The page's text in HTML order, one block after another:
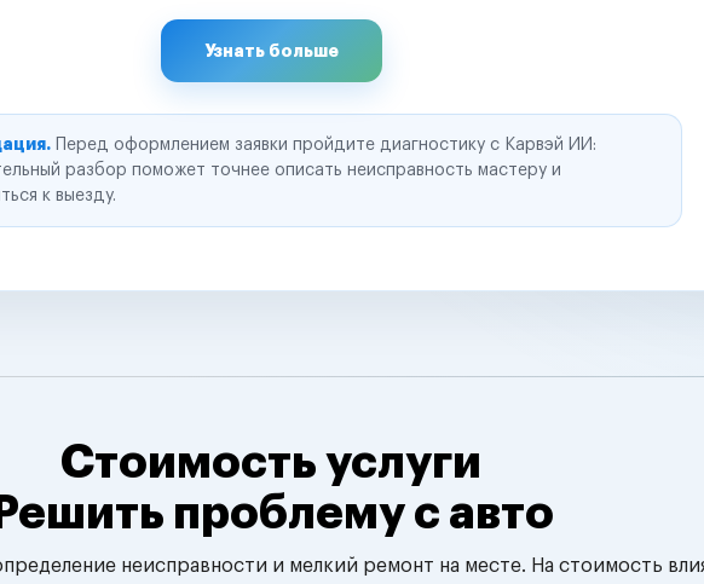
Узнать больше
Перед оформлением заявки пройдите диагностику с Карвэй ИИ:
разбор поможет точнее описать неисправность мастеру и
к выезду.
Стоимость услуги
Решить проблему с авто
неисправности и мелкий ремонт на месте. На стоимость